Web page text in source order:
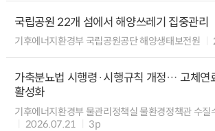
국립공원 22개 섬에서 해양쓰레기 집중관리
기후에너지환경부 국립공원공단 해양생태보전원
가축분뇨법 시행령·시행규칙 개정… 고체연
활성화
기후에너지환경부 물관리정책실 물환경정책관 수질
2026.07.21
3p